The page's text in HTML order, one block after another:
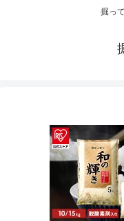
掘っ